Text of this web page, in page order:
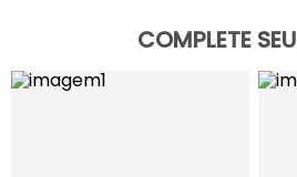
COMPLETE